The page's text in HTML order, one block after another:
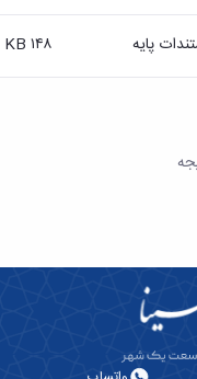
پایه ۱۴۸ KB